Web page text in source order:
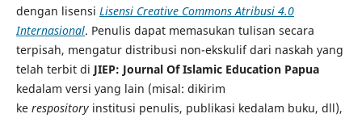
dengan lisensi Lisensi Creative Commons Atribusi 4.0
Internasional. Penulis dapat memasukan tulisan secara
terpisah, mengatur distribusi non-ekskulif dari naskah yang
telah terbit di JIEP: Journal Of Islamic Education Papua
kedalam versi yang lain (misal: dikirim
ke respositoryinstitusi penulis, publikasi kedalam buku, dll),